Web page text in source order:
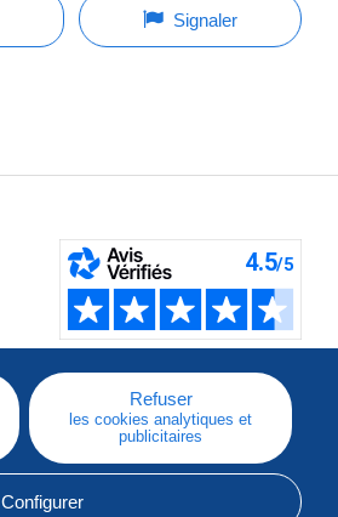
Signaler
Refuser
les cookies analytiques et
publicitaires
Configurer